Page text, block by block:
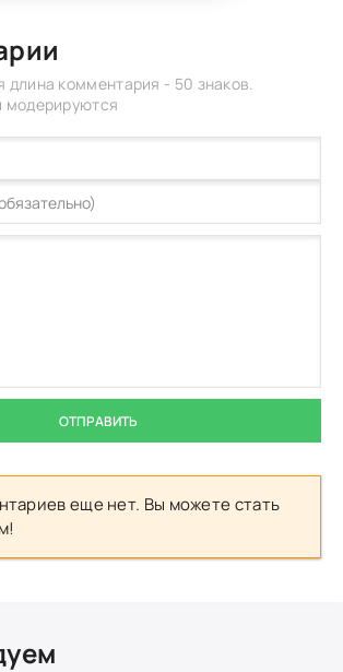
длина комментария - 50 знаков.
модерируются
ОТПРАВИТЬ
еще нет. Вы можете стать